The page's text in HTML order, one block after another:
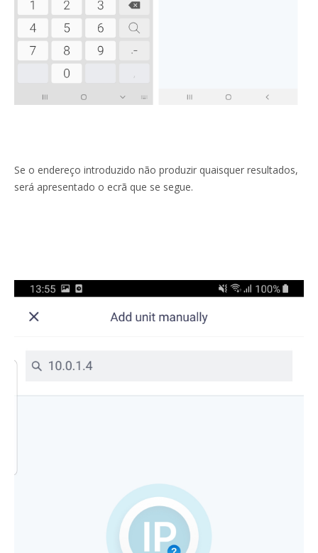
Se o endereço introduzido não produzir quaisquer resultados,
será apresentado o ecrã que se segue.